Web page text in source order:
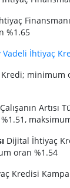
%1.65
Vadeli İhtiyaç
Kredi;
Çalışanın Artısı
Dijital İhtiyaç
oran %1.54
Kredisi